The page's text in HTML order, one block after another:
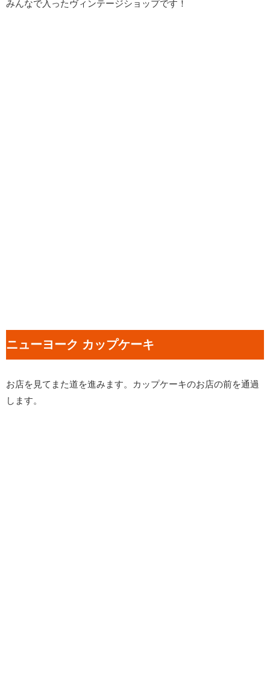
みんなで入ったヴィンテージショップです！
ニューヨーク カップケーキ
お店を見てまた道を進みます。カップケーキのお店の前を通過
します。